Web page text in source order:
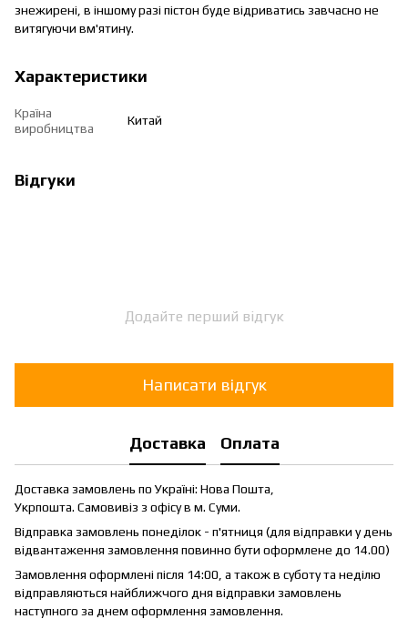
знежирені, в іншому разі пістон буде відриватись завчасно не
витягуючи вм'ятину.
Характеристики
Країна
виробництва
Китай
Відгуки
Додайте перший відгук
Написати відгук
Доставка Оплата
Доставка замовлень по Україні: Нова Пошта,
Укрпошта. Самовивіз з офісу в м. Суми.
Відправка замовлень понеділок - п'ятниця (для відправки у день
відвантаження замовлення повинно бути оформлене до 14.00)
Замовлення оформлені після 14:00, а також в суботу та неділю
відправляються найближчого дня відправки замовлень
наступного за днем оформлення замовлення.